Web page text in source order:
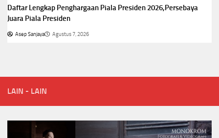
Daftar Lengkap Penghargaan Piala Presiden 2026,Persebaya
Juara Piala Presiden
Asep Sanjaya Agustus 7, 2026
LAIN - LAIN